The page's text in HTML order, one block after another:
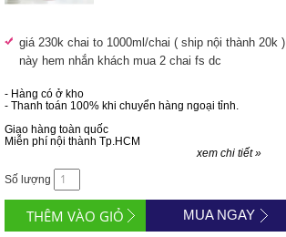
giá 230k chai to 1000ml/chai ( ship nội thành 20k )
này hem nhắn khách mua 2 chai fs dc
- Hàng có ở kho
- Thanh toán 100% khi chuyển hàng ngoại tỉnh.
Giao hàng toàn quốc
Miễn phí nội thành Tp.HCM
xem chi tiết »
Số lượng
MUA NGAY